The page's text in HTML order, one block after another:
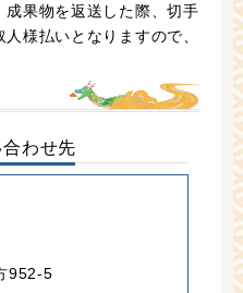
果物を返送した際、切手
様払いとなりますので、
わせ先
952-5